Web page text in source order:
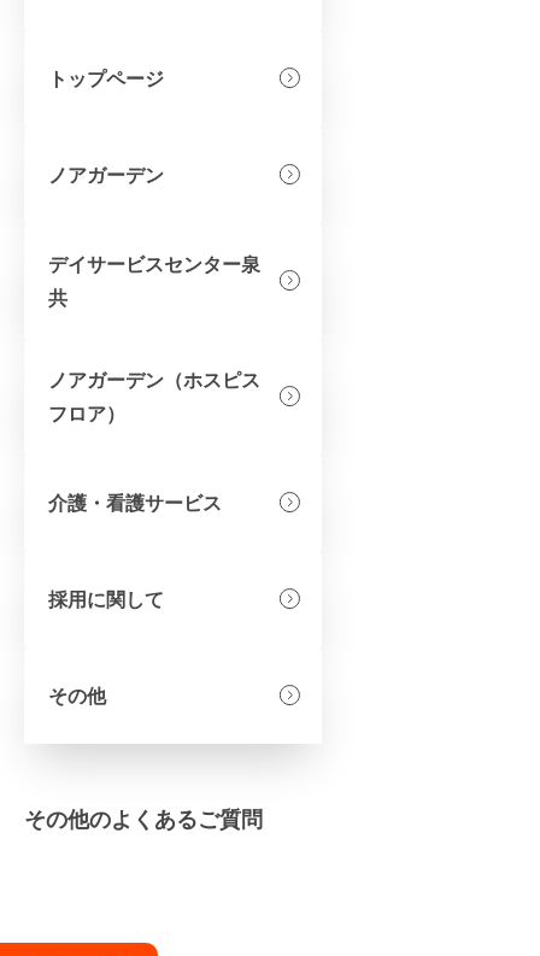
トップページ
ノアガーデン
デイサービスセンター泉
共
ノアガーデン（ホスピス
フロア）
介護・看護サービス
採用に関して
その他
その他のよくあるご質問